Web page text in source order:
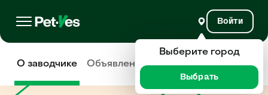
Войти
О заводчике Объявления Отзывы
Выберите город
Выбрать